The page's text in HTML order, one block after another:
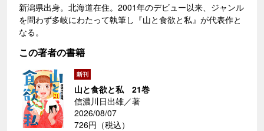
新潟県出身。北海道在住。2001年のデビュー以来、ジャンル
を問わず多岐にわたって執筆し『山と食欲と私』が代表作と
なる。
この著者の書籍
山と食欲と私 21巻
信濃川日出雄／著
2026/08/07
726円（税込）